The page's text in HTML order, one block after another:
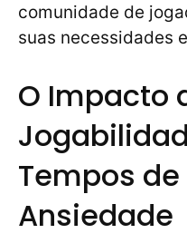
comunidade de
suas necessidades
O Impacto
Tempos
Ansiedade